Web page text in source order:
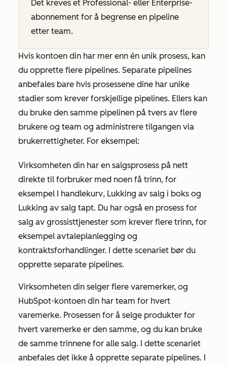
Det kreves et Professional- eller Enterprise-
abonnement for å begrense en pipeline
etter team.
Hvis kontoen din har mer enn én unik prosess, kan
du opprette flere pipelines. Separate pipelines
anbefales bare hvis prosessene dine har unike
stadier som krever forskjellige pipelines. Ellers kan
du bruke den samme pipelinen på tvers av flere
brukere og team og administrere tilgangen via
brukerrettigheter. For eksempel:
Virksomheten din har en salgsprosess på nett
direkte til forbruker med noen få trinn, for
eksempel
I handlekurv, Lukking av salg i boks og
Lukking av salg tapt. Du har også en prosess for
salg av grossisttjenester som krever flere trinn, for
eksempel avtaleplanlegging og
kontraktsforhandlinger. I dette scenariet bør du
opprette separate pipelines.
Virksomheten din selger flere varemerker, og
HubSpot-kontoen din har team for hvert
varemerke. Prosessen for å selge produkter for
hvert varemerke er den samme, og du kan bruke
de samme trinnene for alle salg. I dette scenariet
anbefales det ikke å opprette separate pipelines. I